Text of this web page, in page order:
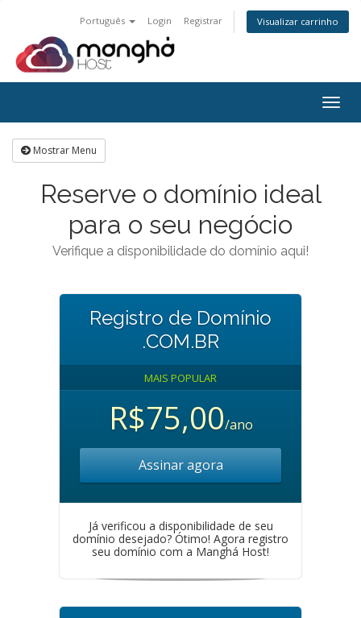
Português Login Registrar Visualizar carrinho
Mostrar Menu
Reserve o domínio ideal
para o seu negócio
Verifique a disponibilidade do domínio aqui!
Registro de Domínio
.COM.BR
MAIS POPULAR
R$75,00/ano
Assinar agora
Já verificou a disponibilidade de seu
domínio desejado? Ótimo! Agora registro
seu domínio com a Manghá Host!